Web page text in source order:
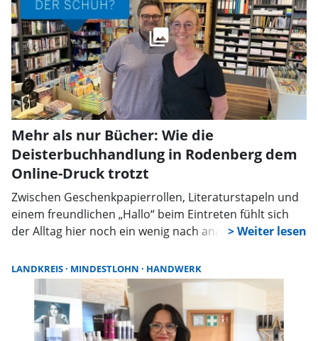
Mehr als nur Bücher: Wie die
Deisterbuchhandlung in Rodenberg dem
Online-Druck trotzt
Zwischen Geschenkpapierrollen, Literaturstapeln und
einem freundlichen „Hallo“ beim Eintreten fühlt sich
der Alltag hier noch ein wenig nach analoger Welt an.
LANDKREIS MINDESTLOHN HANDWERK